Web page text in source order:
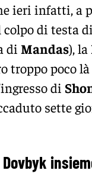
ieri infatti, a
colpo di testa di
di Mandas), la
troppo poco
di
sette